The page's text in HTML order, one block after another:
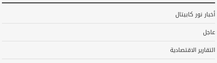
أخبار نور كابيتال
عاجل
التقارير الاقتصادية